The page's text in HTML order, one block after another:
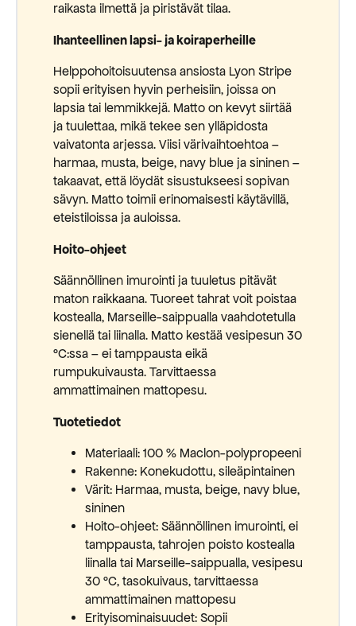
raikasta ilmettä ja piristävät tilaa.
Ihanteellinen lapsi- ja koiraperheille
Helppohoitoisuutensa ansiosta Lyon Stripe
sopii erityisen hyvin perheisiin, joissa on
lapsia tai lemmikkejä. Matto on kevyt siirtää
ja tuulettaa, mikä tekee sen ylläpidosta
vaivatonta arjessa. Viisi värivaihtoehtoa –
harmaa, musta, beige, navy blue ja sininen –
takaavat, että löydät sisustukseesi sopivan
sävyn. Matto toimii erinomaisesti käytävillä,
eteistiloissa ja auloissa.
Hoito-ohjeet
Säännöllinen imurointi ja tuuletus pitävät
maton raikkaana. Tuoreet tahrat voit poistaa
kostealla, Marseille-saippualla vaahdotetulla
sienellä tai liinalla. Matto kestää vesipesun 30
°C:ssa – ei tamppausta eikä
rumpukuivausta. Tarvittaessa
ammattimainen mattopesu.
Tuotetiedot
Materiaali: 100 % Maclon-polypropeeni
Rakenne: Konekudottu, sileäpintainen
Värit: Harmaa, musta, beige, navy blue,
sininen
Hoito-ohjeet: Säännöllinen imurointi, ei
tamppausta, tahrojen poisto kostealla
liinalla tai Marseille-saippualla, vesipesu
30 °C, tasokuivaus, tarvittaessa
ammattimainen mattopesu
Erityisominaisuudet: Sopii